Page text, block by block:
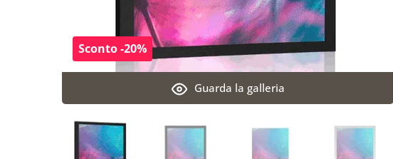
Guarda la galleria
Sconto -20%